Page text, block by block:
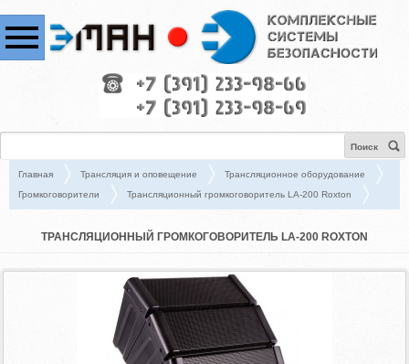
Поиск
Главная Трансляция и оповещение
Трансляционное оборудование
Громкоговорители
Трансляционный громкоговоритель LA-200 Roxton
ТРАНСЛЯЦИОННЫЙ ГРОМКОГОВОРИТЕЛЬ LA-200 ROXTON